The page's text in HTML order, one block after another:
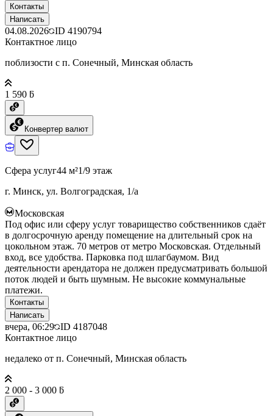
Контакты
Написать
04.08.2026 ID 4190794
Контактное лицо
поблизости с п. Сонечный, Минская область
1 590 ƃ
Конвертер валют
Сфера услуг44 м²1/9 этаж
г. Минск, ул. Волгоградская, 1/а
Московская
Под офис или сферу услуг товарищество собственников сдаёт
в долгосрочную аренду помещение на длительный срок на
цокольном этаж. 70 метров от метро Московская. Отдельный
вход, все удобства. Парковка под шлагбаумом. Вид
деятельности арендатора не должен предусматривать большой
поток людей и быть шумным. Не высокие коммунальные
платежи.
Контакты
Написать
вчера, 06:29 ID 4187048
Контактное лицо
недалеко от п. Сонечный, Минская область
2 000 - 3 000 ƃ